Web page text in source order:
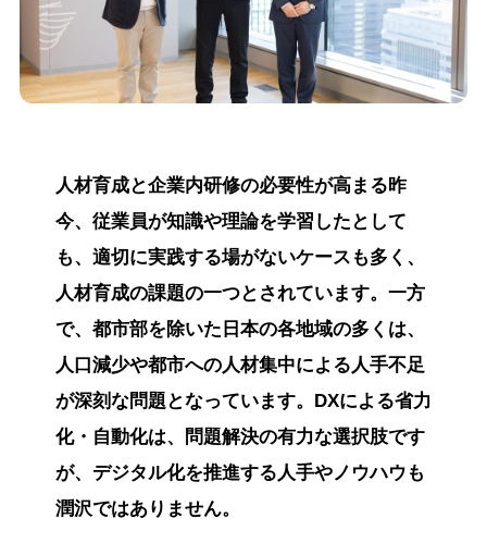
人材育成と企業内研修の必要性が高まる昨
今、従業員が知識や理論を学習したとして
も、適切に実践する場がないケースも多く、
人材育成の課題の一つとされています。一方
で、都市部を除いた日本の各地域の多くは、
人口減少や都市への人材集中による人手不足
が深刻な問題となっています。DXによる省力
化・自動化は、問題解決の有力な選択肢です
が、デジタル化を推進する人手やノウハウも
潤沢ではありません。